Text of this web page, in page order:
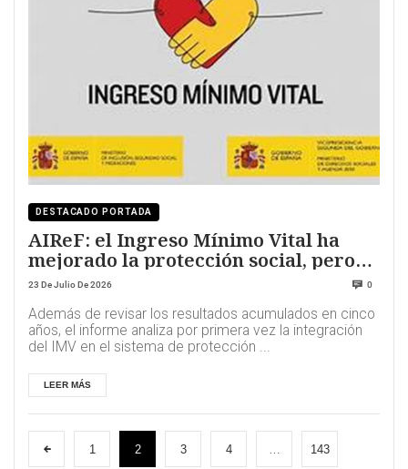
DESTACADO PORTADA
AIReF: el Ingreso Mínimo Vital ha
mejorado la protección social, pero
mantiene retos estructurales
23 De Julio De 2026 0
Además de revisar los resultados acumulados en cinco
años, el informe analiza por primera vez la integración
del IMV en el sistema de protección ...
LEER MÁS
1 2 3 4 143